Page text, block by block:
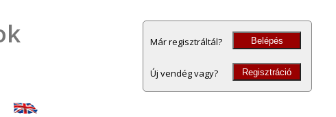
Már regisztráltál? Belépés
Új vendég vagy? Regisztráció